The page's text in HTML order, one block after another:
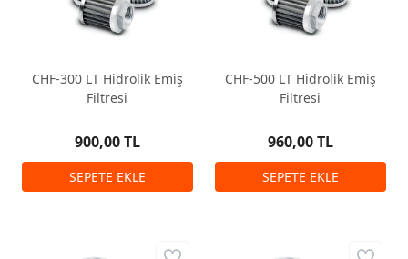
CHF-300 LT Hidrolik Emiş
Filtresi
900,00 TL
CHF-500 LT Hidrolik Emiş
Filtresi
960,00 TL